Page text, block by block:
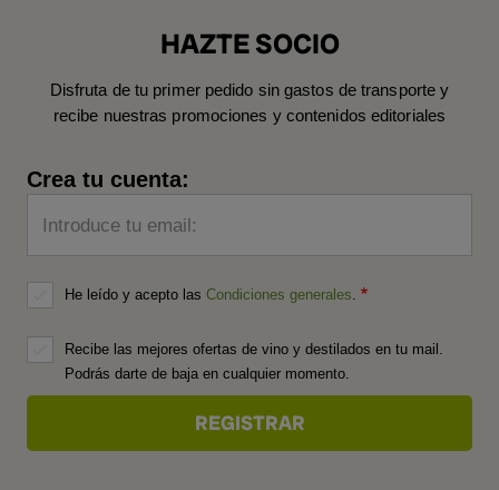
HAZTE SOCIO
Disfruta de tu primer pedido sin gastos de transporte y
recibe nuestras promociones y contenidos editoriales
Crea tu cuenta:
Introduce tu email:
He leído y acepto las Condiciones generales
Recibe las mejores ofertas de vino y destilados en tu mail.
Podrás darte de baja en cualquier momento.